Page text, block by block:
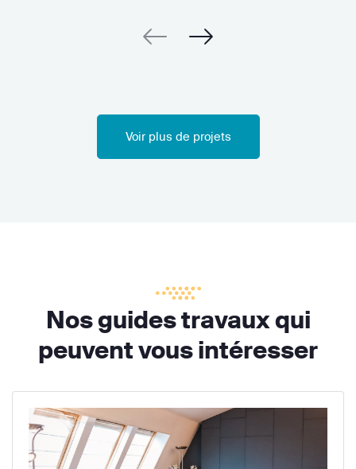
Voir plus de projets
Nos guides travaux qui
peuvent vous intéresser